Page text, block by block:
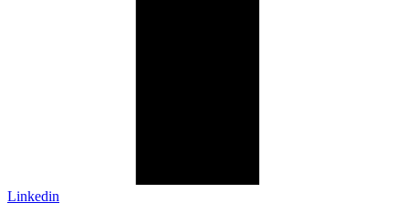
Linkedin